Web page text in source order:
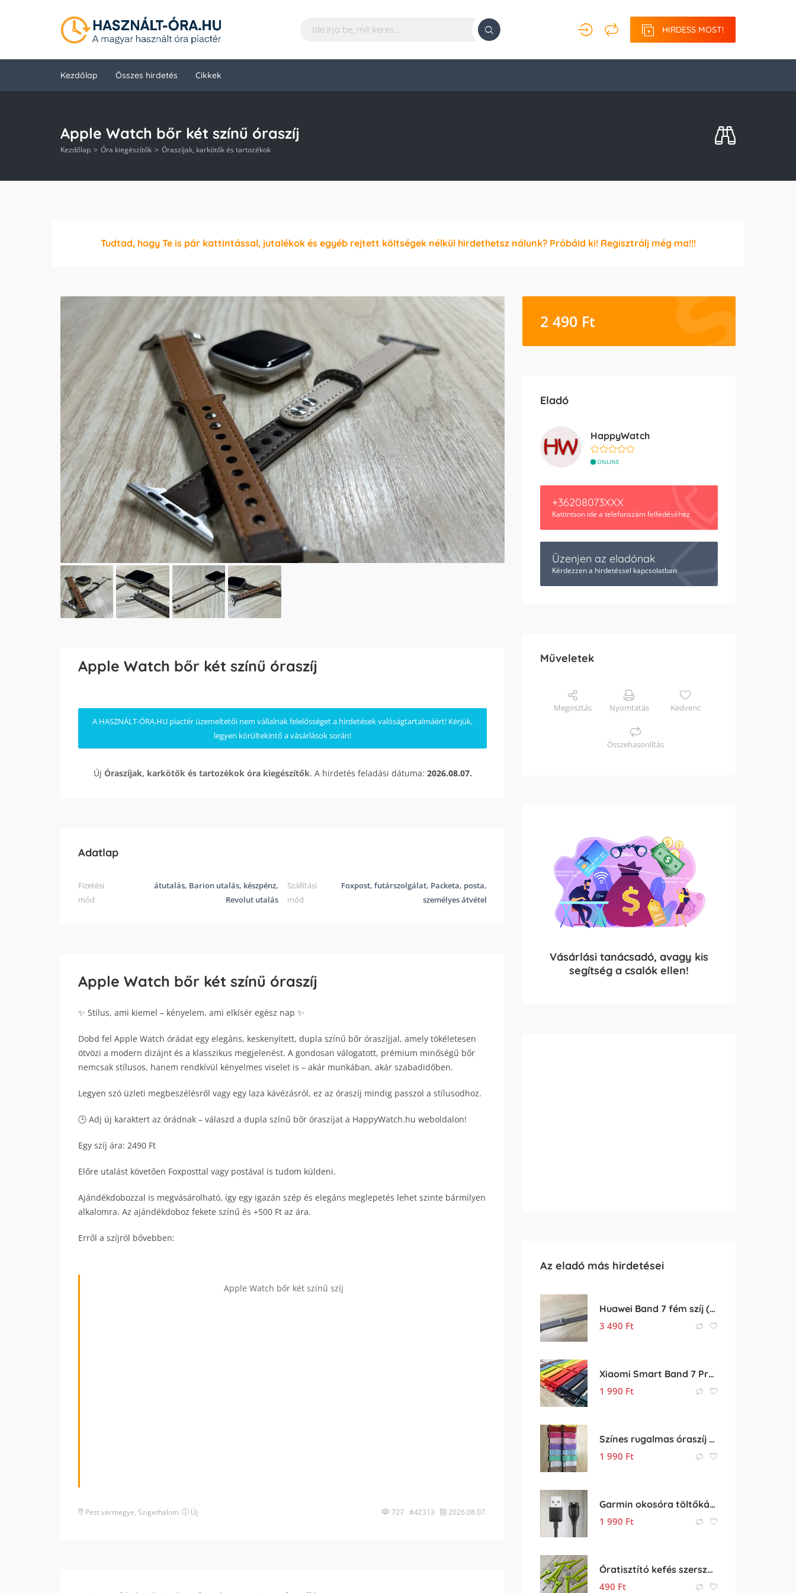
HIRDESS MOST!
Kezdőlap Összes hirdetés Cikkek
Apple Watch bőr két színű óraszíj
Kezdőlap Óra kiegészítők Óraszíjak, karkötők és tartozékok
Tudtad, hogy Te is pár kattintással, jutalékok és egyéb rejtett költségek nélkül hirdethetsz nálunk? Próbáld ki! Regisztrálj még ma!!!
Apple Watch bőr két színű óraszíj
A HASZNÁLT-ÓRA.HU piactér üzemeltetői nem vállalnak felelősséget a hirdetések valóságtartalmáért! Kérjük,
legyen körültekintő a vásárlások során!
Új Óraszíjak, karkötők és tartozékok óra kiegészítők. A hirdetés feladási dátuma: 2026.08.07.
Adatlap
Fizetési
mód
átutalás, Barion utalás, készpénz,
Revolut utalás
Szállítási
mód
Foxpost, futárszolgálat, Packeta, posta,
személyes átvétel
Apple Watch bőr két színű óraszíj
✨ Stílus, ami kiemel – kényelem, ami elkísér egész nap ✨
Dobd fel Apple Watch órádat egy elegáns, keskenyített, dupla színű bőr óraszíjjal, amely tökéletesen
ötvözi a modern dizájnt és a klasszikus megjelenést. A gondosan válogatott, prémium minőségű bőr
nemcsak stílusos, hanem rendkívül kényelmes viselet is – akár munkában, akár szabadidőben.
Legyen szó üzleti megbeszélésről vagy egy laza kávézásról, ez az óraszíj mindig passzol a stílusodhoz.
🕒 Adj új karaktert az órádnak – válaszd a dupla színű bőr óraszíjat a HappyWatch.hu weboldalon!
Egy szíj ára: 2490 Ft
Előre utalást követően Foxposttal vagy postával is tudom küldeni.
Ajándékdobozzal is megvásárolható, így egy igazán szép és elegáns meglepetés lehet szinte bármilyen
alkalomra. Az ajándékdoboz fekete színű és +500 Ft az ára.
Erről a szíjról bővebben:
Apple Watch bőr két színű szíj
Pest vármegye, Szigethalom Új 727 #42313 2026.08.07.
2 490 Ft
Eladó
HappyWatch
ONLINE
+36208073XXX
Kattintson ide a telefonszám felfedéséhez
Üzenjen az eladónak
Kérdezzen a hirdetéssel kapcsolatban
Műveletek
Megosztás Nyomtatás Kedvenc
Összehasonlítás
Vásárlási tanácsadó, avagy kis
segítség a csalók ellen!
Az eladó más hirdetései
Huawei Band 7 fém szíj (fém óraszíj, rozsdamentes acél szíj)
3 490 Ft
Xiaomi Smart Band 7 Pro szilikon szíj
1 990 Ft
Színes rugalmas óraszíj (óra szíj) 20mm
1 990 Ft
Garmin okosóra töltőkábel
1 990 Ft
Óratisztító kefés szerszám
490 Ft